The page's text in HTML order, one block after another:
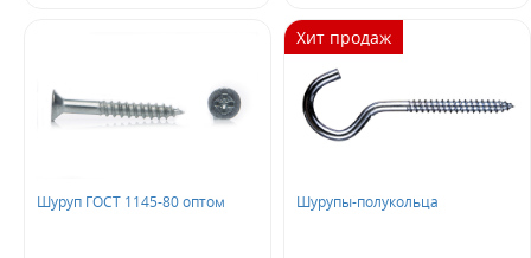
Жду звонка
шуруп кольцо
Шуруп ГОСТ 1145-80 оптом
Хит продаж
Шурупы-полукольца